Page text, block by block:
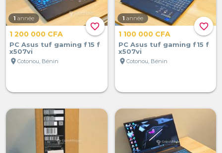
favorite_border
1 année
1 200 000 CFA
PC Asus tuf gaming f15 f
x507vi
location_on Cotonou, Bénin
favorite_border
1 année
1 100 000 CFA
PC Asus tuf gaming f15 f
x507vi
location_on Cotonou, Bénin